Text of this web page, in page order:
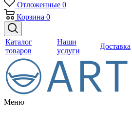
Отложенные 0
Корзина 0
Каталог
товаров
Наши
услуги
Доставка
Меню